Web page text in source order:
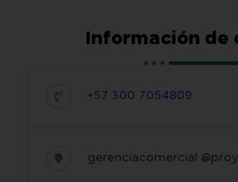
Información de
+57 300 7054809
gerenciacomercial